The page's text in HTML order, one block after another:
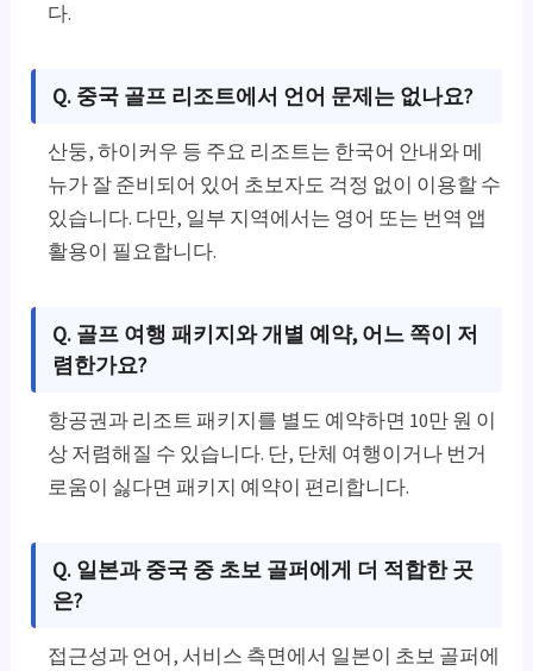
다.
Q. 중국 골프 리조트에서 언어 문제는 없나요?
산둥, 하이커우 등 주요 리조트는 한국어 안내와 메
뉴가 잘 준비되어 있어 초보자도 걱정 없이 이용할 수
있습니다. 다만, 일부 지역에서는 영어 또는 번역 앱
활용이 필요합니다.
Q. 골프 여행 패키지와 개별 예약, 어느 쪽이 저
렴한가요?
항공권과 리조트 패키지를 별도 예약하면 10만 원 이
상 저렴해질 수 있습니다. 단, 단체 여행이거나 번거
로움이 싫다면 패키지 예약이 편리합니다.
Q. 일본과 중국 중 초보 골퍼에게 더 적합한 곳
은?
접근성과 언어, 서비스 측면에서 일본이 초보 골퍼에